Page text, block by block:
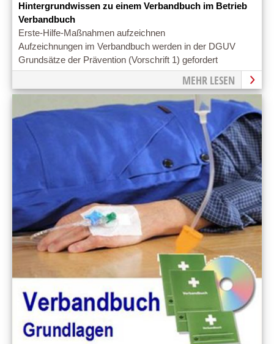
Hintergrundwissen zu einem Verbandbuch im Betrieb
Verbandbuch
Erste-Hilfe-Maßnahmen aufzeichnen
Aufzeichnungen im Verbandbuch werden in der DGUV
Grundsätze der Prävention (Vorschrift 1) gefordert
MEHR LESEN